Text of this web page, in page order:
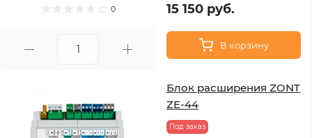
0 15 150 руб.
В корзину
Блок расширения ZONT
ZE-44
Под заказ